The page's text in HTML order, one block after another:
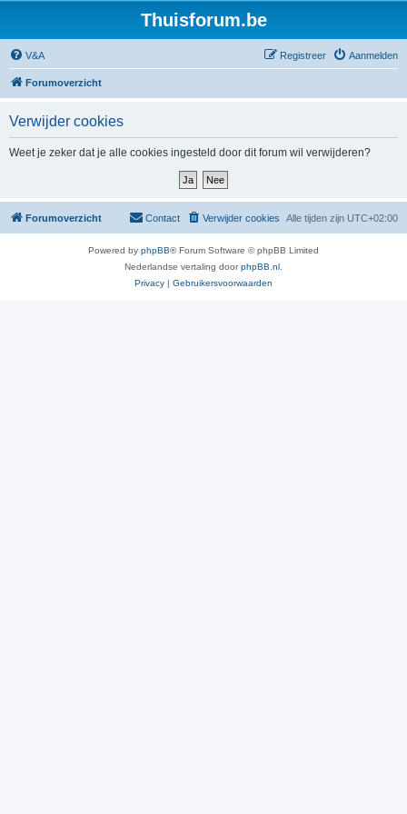
Thuisforum.be
V&A Aanmelden
Registreer
Forumoverzicht
Verwijder cookies
Weet je zeker dat je alle cookies ingesteld door dit forum wil verwijderen?
Forumoverzicht Alle tijden zijn UTC+02:00
Verwijder cookies
Contact
Powered by phpBB® Forum Software © phpBB Limited
Nederlandse vertaling doorphpBB.nl
Privacy | Gebruikersvoorwaarden